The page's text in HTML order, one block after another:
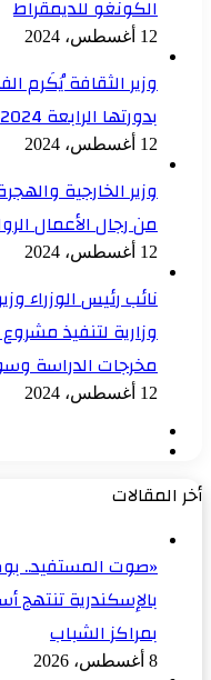
الكونغو للديمقراط
12 أغسطس، 2024
وزير الثقافة يُكَرم
بدورتها الرابعة 2024
12 أغسطس، 2024
وزير الخارجية
من رجال الأعمال
12 أغسطس، 2024
نائب رئيس الوزراء
وزارية لتنفيذ
مخرجات الدراسة
12 أغسطس، 2024
أخر المقالات
«صوت المستفيد..
بالإسكندرية تنتهج
بمراكز الشباب
8 أغسطس، 2026